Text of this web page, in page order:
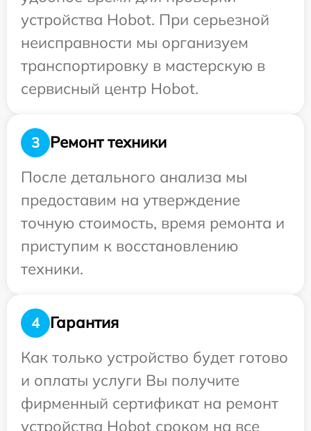
устройства Hobot. При серьезной
неисправности мы организуем
транспортировку в мастерскую в
сервисный центр Hobot.
3
Ремонт техники
После детального анализа мы
предоставим на утверждение
точную стоимость, время ремонта и
приступим к восстановлению
техники.
4
Гарантия
Как только устройство будет готово
и оплаты услуги Вы получите
фирменный сертификат на ремонт
устройства Hobot сроком на все